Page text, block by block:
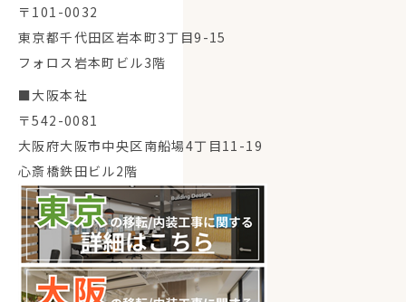
〒101-0032
東京都千代田区岩本町3丁目9-15
フォロス岩本町ビル3階
■大阪本社
〒542-0081
大阪府大阪市中央区南船場4丁目11-19
心斎橋鉄田ビル2階